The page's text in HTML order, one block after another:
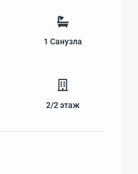
1 Санузла
2/2этаж